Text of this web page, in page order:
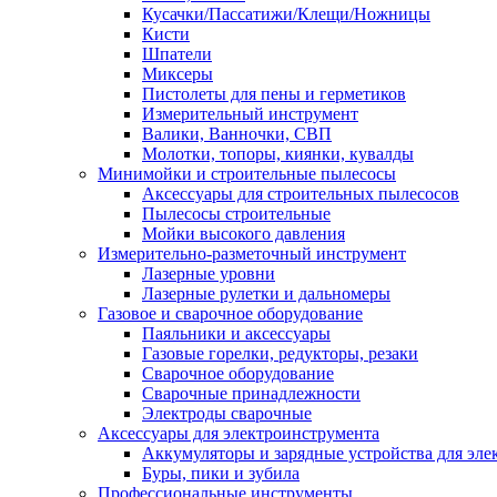
Кусачки/Пассатижи/Клещи/Ножницы
Кисти
Шпатели
Миксеры
Пистолеты для пены и герметиков
Измерительный инструмент
Валики, Ванночки, СВП
Молотки, топоры, киянки, кувалды
Минимойки и строительные пылесосы
Аксессуары для строительных пылесосов
Пылесосы строительные
Мойки высокого давления
Измерительно-разметочный инструмент
Лазерные уровни
Лазерные рулетки и дальномеры
Газовое и сварочное оборудование
Паяльники и аксессуары
Газовые горелки, редукторы, резаки
Сварочное оборудование
Сварочные принадлежности
Электроды сварочные
Аксессуары для электроинструмента
Аккумуляторы и зарядные устройства для
Буры, пики и зубила
Профессиональные инструменты